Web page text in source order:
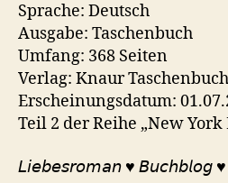
Sprache: Deutsch
Ausgabe: Taschenbuch
Umfang: 368 Seiten
Verlag: Knaur Taschenbuch
Erscheinungsdatum:
Teil 2 der Reihe „New York
𝘓𝘪𝘦𝘣𝘦𝘴𝘳𝘰𝘮𝘢𝘯 ♥︎ 𝘉𝘶𝘤𝘩𝘣𝘭𝘰𝘨